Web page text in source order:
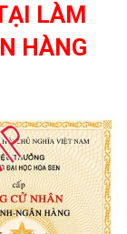
LÀM
HÀNG